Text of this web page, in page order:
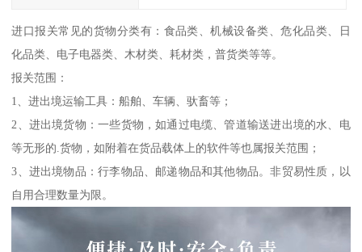
进口报关常见的货物分类有：食品类、机械设备类、危化品类、日
化品类、电子电器类、木材类、耗材类，普货类等等。
报关范围：
1、进出境运输工具：船舶、车辆、驮畜等；
2、进出境货物：一些货物，如通过电缆、管道输送进出境的水、电
等无形的.货物，如附着在货品载体上的软件等也属报关范围；
3、进出境物品：行李物品、邮递物品和其他物品。非贸易性质，以
自用合理数量为限。